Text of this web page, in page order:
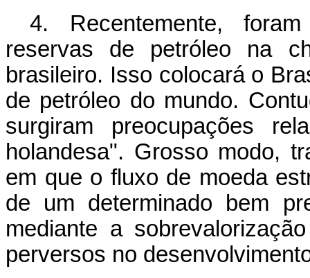
4. Recentemente,
reservas de petróleo na
brasileiro. Isso colocará o
de petróleo do mundo.
surgiram preocupações
holandesa". Grosso modo,
em que o fluxo de moeda
de um determinado bem
mediante a
perversos no